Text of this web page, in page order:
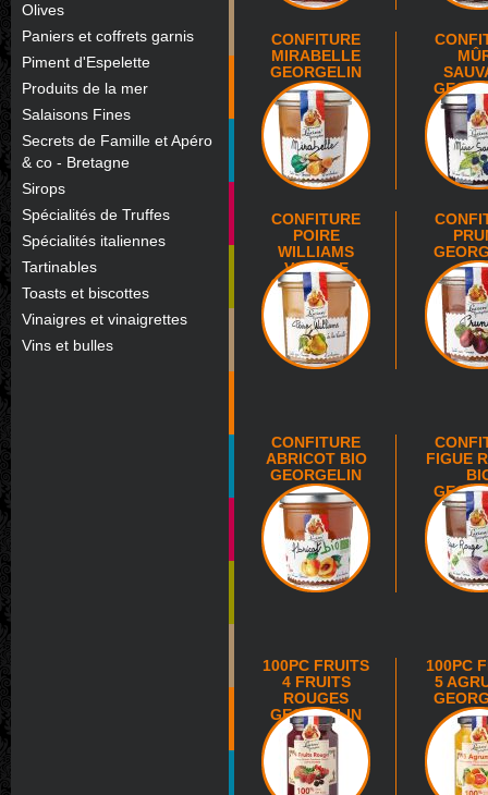
Olives
Paniers et coffrets garnis
Piment d'Espelette
Produits de la mer
Salaisons Fines
Secrets de Famille et Apéro
& co - Bretagne
Sirops
Spécialités de Truffes
Spécialités italiennes
Tartinables
Toasts et biscottes
Vinaigres et vinaigrettes
Vins et bulles
CONFITURE
MIRABELLE
GEORGELIN
CONFITURE
POIRE
WILLIAMS
VANILLE
GEORGELIN
CONFITURE
ABRICOT BIO
GEORGELIN
FIGUE
100PC FRUITS
4 FRUITS
ROUGES
GEORGELIN
100PC
5